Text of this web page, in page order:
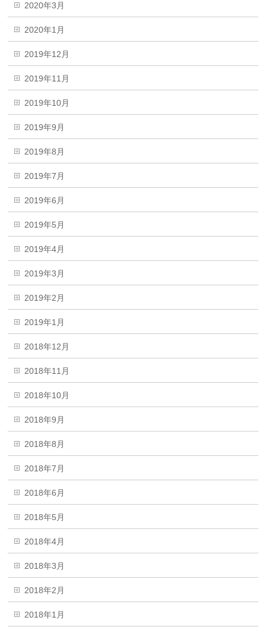
2020年3月
2020年1月
2019年12月
2019年11月
2019年10月
2019年9月
2019年8月
2019年7月
2019年6月
2019年5月
2019年4月
2019年3月
2019年2月
2019年1月
2018年12月
2018年11月
2018年10月
2018年9月
2018年8月
2018年7月
2018年6月
2018年5月
2018年4月
2018年3月
2018年2月
2018年1月